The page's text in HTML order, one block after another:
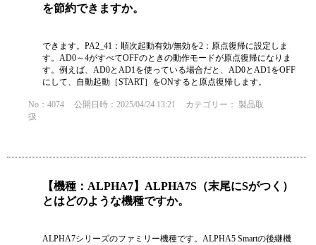
を節約できますか。
できます。PA2_41：順次起動有効/無効を2：原点復帰に設定しま
す。AD0～4がすべてOFFのときの動作モードが原点復帰になりま
す。例えば、AD0とAD1を使っている場合だと、AD0とAD1をOFF
にして、自動起動［START］をONすると原点復帰します。
No：4074 公開日時：2025/04/24 13:21 カテゴリー： 製品取
扱
【機種：ALPHA7】ALPHA7S（末尾にSがつく）
とはどのような機種ですか。
ALPHA7シリーズのファミリー機種です。ALPHA5 Smartの後継機